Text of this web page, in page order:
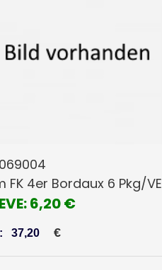
FK 4er Bordaux 6 Pkg/VE
6,20 €
37,20 €